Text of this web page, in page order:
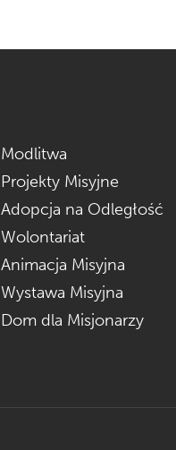
Modlitwa
Projekty Misyjne
Adopcja na Odległość
Wolontariat
Animacja Misyjna
Wystawa Misyjna
Dom dla Misjonarzy